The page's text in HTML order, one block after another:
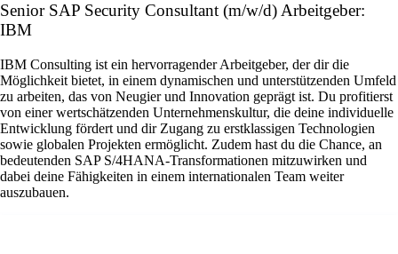
Senior SAP Security Consultant (m/w/d) Arbeitgeber:
IBM
IBM Consulting ist ein hervorragender Arbeitgeber, der dir die
Möglichkeit bietet, in einem dynamischen und unterstützenden Umfeld
zu arbeiten, das von Neugier und Innovation geprägt ist. Du profitierst
von einer wertschätzenden Unternehmenskultur, die deine individuelle
Entwicklung fördert und dir Zugang zu erstklassigen Technologien
sowie globalen Projekten ermöglicht. Zudem hast du die Chance, an
bedeutenden SAP S/4HANA-Transformationen mitzuwirken und
dabei deine Fähigkeiten in einem internationalen Team weiter
auszubauen.